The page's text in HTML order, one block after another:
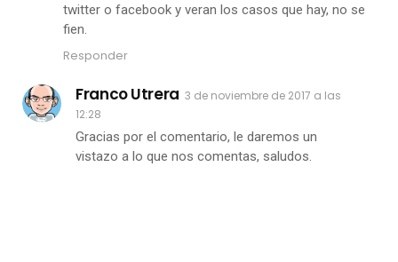
twitter o facebook y veran los casos que hay, no se
fien.
Responder
Franco Utrera 3 de noviembre de 2017 a las
12:28
Gracias por el comentario, le daremos un
vistazo a lo que nos comentas, saludos.